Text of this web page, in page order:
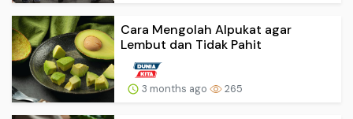
Cara Mengolah Alpukat agar
Lembut dan Tidak Pahit
3 months ago 265